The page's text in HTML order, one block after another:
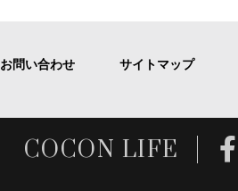
お問い合わせ サイトマップ
COCON LIFE